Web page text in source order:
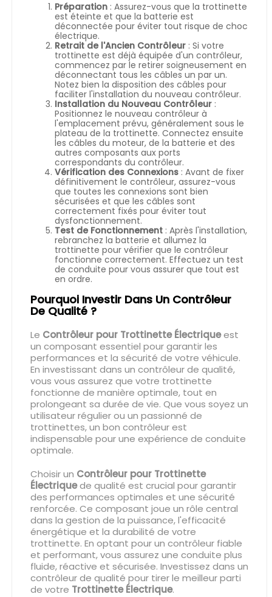
Préparation : Assurez-vous que la trottinette
est éteinte et que la batterie est
déconnectée pour éviter tout risque de choc
électrique.
Retrait de l'Ancien Contrôleur : Si votre
trottinette est déjà équipée d'un contrôleur,
commencez par le retirer soigneusement en
déconnectant tous les câbles un par un.
Notez bien la disposition des câbles pour
faciliter l'installation du nouveau contrôleur.
Installation du Nouveau Contrôleur :
Positionnez le nouveau contrôleur à
l'emplacement prévu, généralement sous le
plateau de la trottinette. Connectez ensuite
les câbles du moteur, de la batterie et des
autres composants aux ports
correspondants du contrôleur.
Vérification des Connexions : Avant de fixer
définitivement le contrôleur, assurez-vous
que toutes les connexions sont bien
sécurisées et que les câbles sont
correctement fixés pour éviter tout
dysfonctionnement.
Test de Fonctionnement : Après l'installation,
rebranchez la batterie et allumez la
trottinette pour vérifier que le contrôleur
fonctionne correctement. Effectuez un test
de conduite pour vous assurer que tout est
en ordre.
Pourquoi Investir Dans Un Contrôleur
De Qualité ?
Le Contrôleur pour Trottinette Électriqueest
un composant essentiel pour garantir les
performances et la sécurité de votre véhicule.
En investissant dans un contrôleur de qualité,
vous vous assurez que votre trottinette
fonctionne de manière optimale, tout en
prolongeant sa durée de vie. Que vous soyez un
utilisateur régulier ou un passionné de
trottinettes, un bon contrôleur est
indispensable pour une expérience de conduite
optimale.
Choisir un Contrôleur pour Trottinette
Électriquede qualité est crucial pour garantir
des performances optimales et une sécurité
renforcée. Ce composant joue un rôle central
dans la gestion de la puissance, l'efficacité
énergétique et la durabilité de votre
trottinette. En optant pour un contrôleur fiable
et performant, vous assurez une conduite plus
fluide, réactive et sécurisée. Investissez dans un
contrôleur de qualité pour tirer le meilleur parti
de votre Trottinette Électrique.